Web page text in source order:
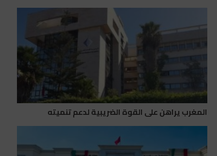
المغرب يراهن على القوة الضريبية لدعم تنميته